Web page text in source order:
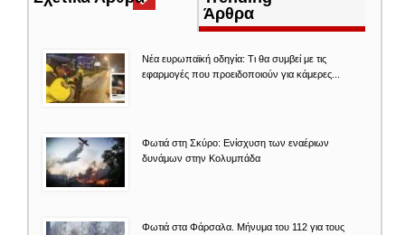
καρτέλα)Άρθρα
Νέα ευρωπαϊκή οδηγία: Τι θα συμβεί με τις
εφαρμογές που προειδοποιούν για κάμερες...
Φωτιά στη Σκύρο: Ενίσχυση των εναέριων
δυνάμων στην Κολυμπάδα
Φωτιά στα Φάρσαλα. Μήνυμα του 112 για τους